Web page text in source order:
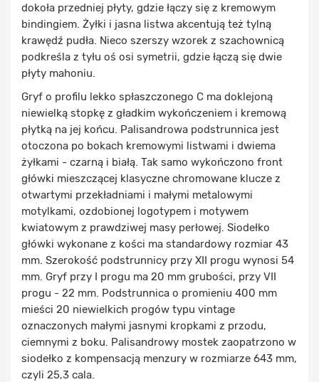
dokoła przedniej płyty, gdzie łączy się z kremowym
bindingiem. Żyłki i jasna listwa akcentują też tylną
krawędź pudła. Nieco szerszy wzorek z szachownicą
podkreśla z tyłu oś osi symetrii, gdzie łączą się dwie
płyty mahoniu.
Gryf o profilu lekko spłaszczonego C ma doklejoną
niewielką stopkę z gładkim wykończeniem i kremową
płytką na jej końcu. Palisandrowa podstrunnica jest
otoczona po bokach kremowymi listwami i dwiema
żyłkami - czarną i białą. Tak samo wykończono front
główki mieszczącej klasyczne chromowane klucze z
otwartymi przekładniami i małymi metalowymi
motylkami, ozdobionej logotypem i motywem
kwiatowym z prawdziwej masy perłowej. Siodełko
główki wykonane z kości ma standardowy rozmiar 43
mm. Szerokość podstrunnicy przy XII progu wynosi 54
mm. Gryf przy I progu ma 20 mm grubości, przy VII
progu - 22 mm. Podstrunnica o promieniu 400 mm
mieści 20 niewielkich progów typu vintage
oznaczonych małymi jasnymi kropkami z przodu,
ciemnymi z boku. Palisandrowy mostek zaopatrzono w
siodełko z kompensacją menzury w rozmiarze 643 mm,
czyli 25,3 cala.